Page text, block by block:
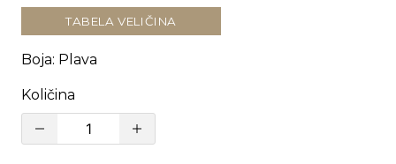
TABELA VELIČINA
Boja: Plava
Količina